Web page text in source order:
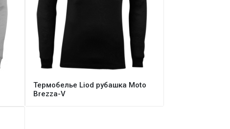
Термобелье Liod рубашка Moto
Brezza-V